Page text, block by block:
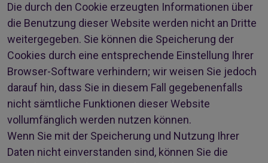
Die durch den Cookie erzeugten Informationen über
die Benutzung dieser Website werden nicht an Dritte
weitergegeben. Sie können die Speicherung der
Cookies durch eine entsprechende Einstellung Ihrer
Browser-Software verhindern; wir weisen Sie jedoch
darauf hin, dass Sie in diesem Fall gegebenenfalls
nicht sämtliche Funktionen dieser Website
vollumfänglich werden nutzen können.
Wenn Sie mit der Speicherung und Nutzung Ihrer
Daten nicht einverstanden sind, können Sie die